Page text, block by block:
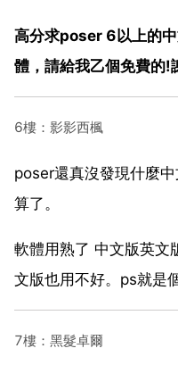
高分求poser 6以上的
體，請給我乙個免費的!
6樓：影影西楓
poser還真沒發現什麼
算了。
軟體用熟了 中文版英文
文版也用不好。ps就是
7樓：黑髮卓爾